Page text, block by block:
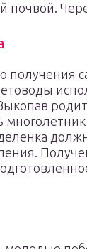
почвой.
получения